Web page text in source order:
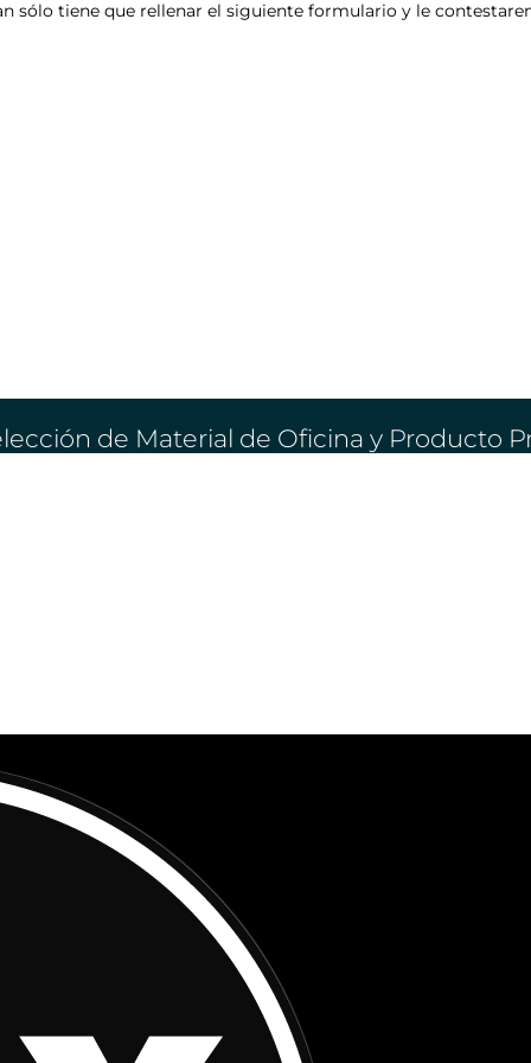
sólo tiene que rellenar el siguiente formulario y le
de Material de Oficina y Producto